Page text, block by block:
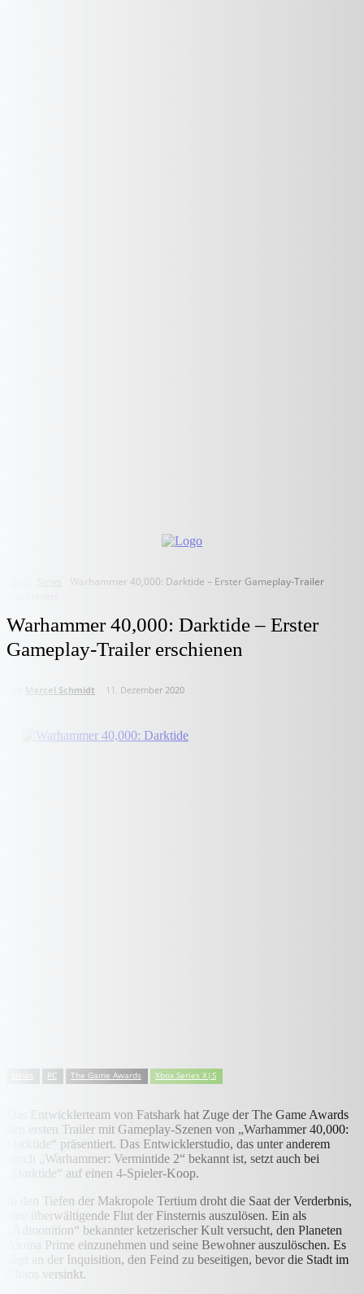
Warhammer 40,000: Darktide – Erster Gameplay-Trailer
Warhammer 40,000: Darktide – Erster
Gameplay-Trailer erschienen
Marcel Schmidt 11. Dezember 2020
PC The Game Awards Xbox Series X|S
Das Entwicklerteam von Fatshark hat Zuge der The Game Awards
den ersten Trailer mit Gameplay-Szenen von „Warhammer 40,000:
Darktide“ präsentiert. Das Entwicklerstudio, das unter anderem
durch „Warhammer: Vermintide 2“ bekannt ist, setzt auch bei
„Darktide“ auf einen 4-Spieler-Koop.
In den Tiefen der Makropole Tertium droht die Saat der Verderbnis,
eine überwältigende Flut der Finsternis auszulösen. Ein als
„Admonition“ bekannter ketzerischer Kult versucht, den Planeten
Atoma Prime einzunehmen und seine Bewohner auszulöschen. Es
liegt an der Inquisition, den Feind zu beseitigen, bevor die Stadt im
Chaos versinkt.